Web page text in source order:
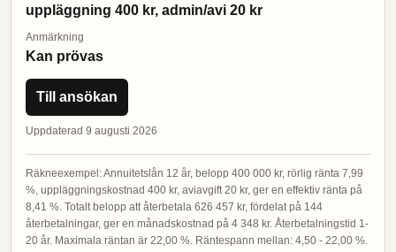
uppläggning 400 kr, admin/avi 20 kr
Anmärkning
Kan prövas
Till ansökan
Uppdaterad 9 augusti 2026
Räkneexempel: Annuitetslån 12 år, belopp 400 000 kr, rörlig ränta 7,99
%, uppläggningskostnad 400 kr, aviavgift 20 kr, ger en effektiv ränta på
8,41 %. Totalt belopp att återbetala 626 457 kr, fördelat på 144
återbetalningar, ger en månadskostnad på 4 348 kr. Återbetalningstid 1-
20 år. Maximala räntan är 22,00 %. Räntespann mellan: 4,50 - 22,00 %.